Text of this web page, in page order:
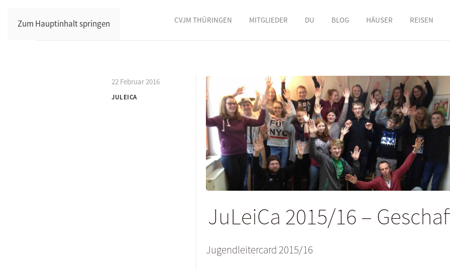
Zum Hauptinhalt springen CVJM THÜRINGEN MITGLIEDER DU BLOG HÄUSER REISEN
22 Februar 2016
JULEICA
JuLeiCa 2015/16 –
Jugendleitercard 2015/16